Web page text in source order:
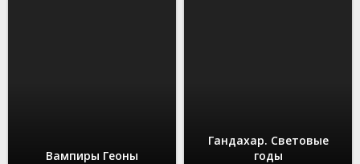
Вампиры Геоны
Гандахар. Световые
годы